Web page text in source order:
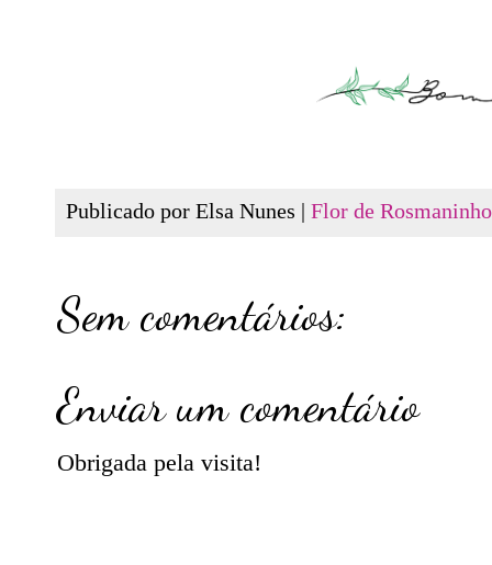
Publicado por Elsa Nunes | Flor de
Sem comentários:
Enviar um comentário
Obrigada pela visita!